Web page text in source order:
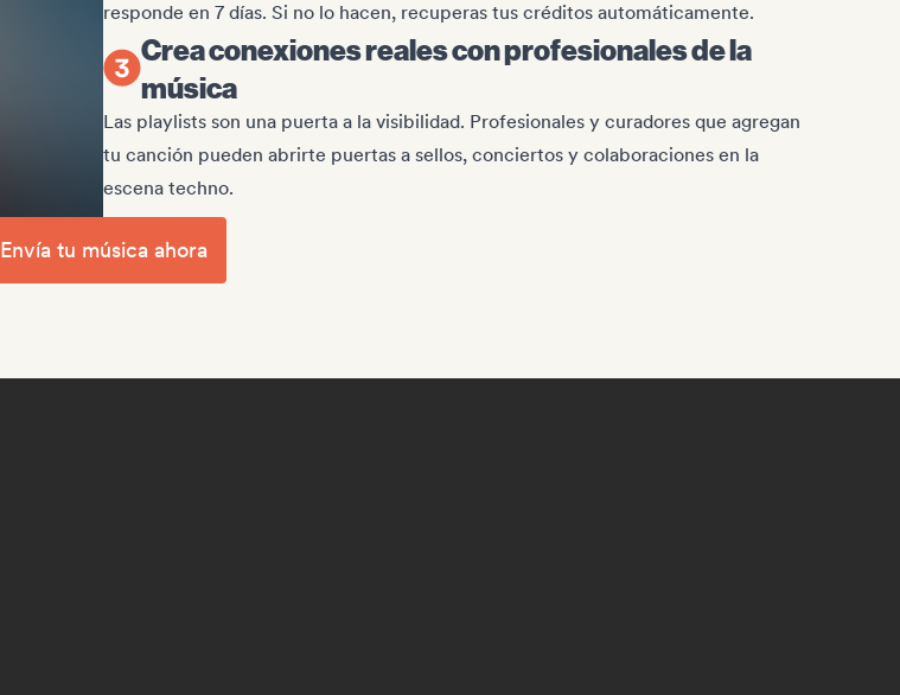
responde en 7 días. Si no lo hacen, recuperas tus créditos automáticamente.
Crea conexiones reales con profesionales de la
música
Las playlists son una puerta a la visibilidad. Profesionales y curadores que agregan
tu canción pueden abrirte puertas a sellos, conciertos y colaboraciones en la
escena techno.
Envía tu música ahora